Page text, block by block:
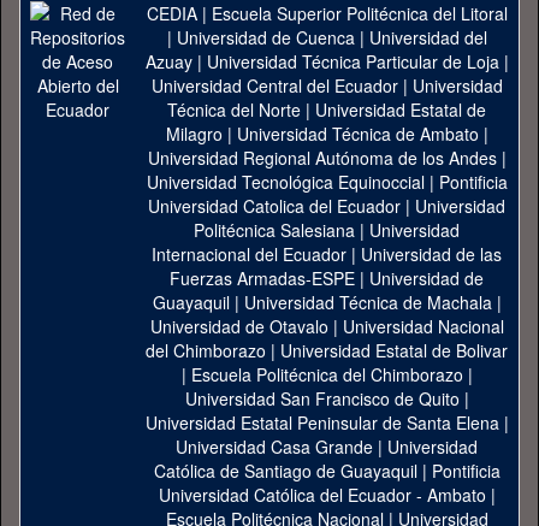
CEDIA| Escuela Superior Politécnica del Litoral
| Universidad de Cuenca| Universidad del
Azuay| Universidad Técnica Particular de Loja|
Universidad Central del Ecuador| Universidad
Técnica del Norte | Universidad Estatal de
Milagro | Universidad Técnica de Ambato |
Universidad Regional Autónoma de los Andes|
Universidad Tecnológica Equinoccial| Pontificia
Universidad Catolica del Ecuador | Universidad
Politécnica Salesiana | Universidad
Internacional del Ecuador | Universidad de las
Fuerzas Armadas-ESPE | Universidad de
Guayaquil| Universidad Técnica de Machala|
Universidad de Otavalo | Universidad Nacional
del Chimborazo | Universidad Estatal de Bolivar
| Escuela Politécnica del Chimborazo |
Universidad San Francisco de Quito |
Universidad Estatal Peninsular de Santa Elena|
Universidad Casa Grande | Universidad
Católica de Santiago de Guayaquil| Pontificia
Universidad Católica del Ecuador - Ambato |
Escuela Politécnica Nacional| Universidad